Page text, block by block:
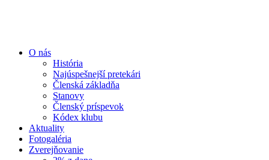
O nás
História
Najúspešnejší pretekári
Členská základňa
Stanovy
Členský príspevok
Kódex klubu
Aktuality
Fotogaléria
Zverejňovanie